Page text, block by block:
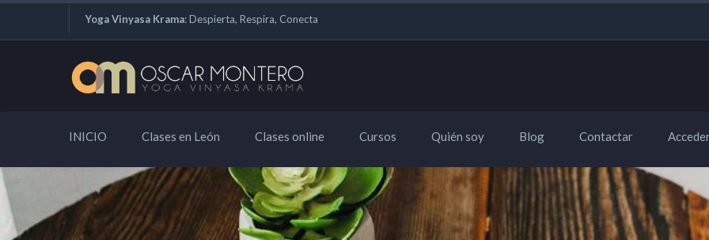
Yoga Vinyasa Krama: Despierta, Respira, Conecta
INICIO Clases en León Clases online Cursos Quién soy Blog Contactar